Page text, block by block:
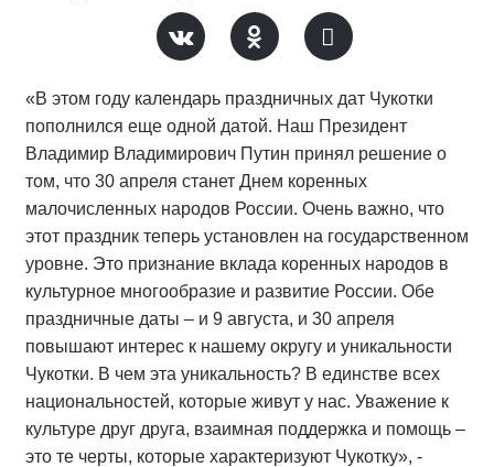
«В этом году календарь праздничных дат Чукотки
пополнился еще одной датой. Наш Президент
Владимир Владимирович Путин принял решение о
том, что 30 апреля станет Днем коренных
малочисленных народов России. Очень важно, что
этот праздник теперь установлен на государственном
уровне. Это признание вклада коренных народов в
культурное многообразие и развитие России. Обе
праздничные даты – и 9 августа, и 30 апреля
повышают интерес к нашему округу и уникальности
Чукотки. В чем эта уникальность? В единстве всех
национальностей, которые живут у нас. Уважение к
культуре друг друга, взаимная поддержка и помощь –
это те черты, которые характеризуют Чукотку», -